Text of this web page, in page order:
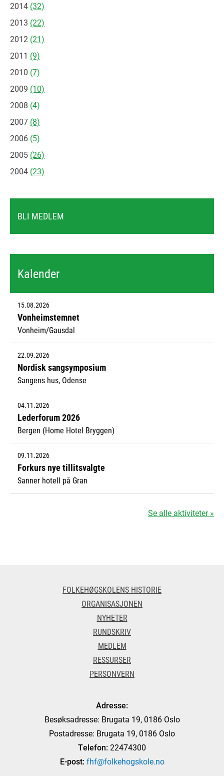
2014 (32)
2013 (22)
2012 (21)
2011 (9)
2010 (7)
2009 (10)
2008 (4)
2007 (8)
2006 (5)
2005 (26)
2004 (23)
BLI MEDLEM
Kalender
15.08.2026
Vonheimstemnet
Vonheim/Gausdal
22.09.2026
Nordisk sangsymposium
Sangens hus, Odense
04.11.2026
Lederforum 2026
Bergen (Home Hotel Bryggen)
09.11.2026
Forkurs nye tillitsvalgte
Sanner hotell på Gran
Se alle aktiviteter »
FOLKEHØGSKOLENS HISTORIE
ORGANISASJONEN
NYHETER
RUNDSKRIV
MEDLEM
RESSURSER
PERSONVERN
Adresse:
Besøksadresse: Brugata 19, 0186 Oslo
Postadresse: Brugata 19, 0186 Oslo
Telefon: 22474300
E-post: fhf@folkehogskole.no